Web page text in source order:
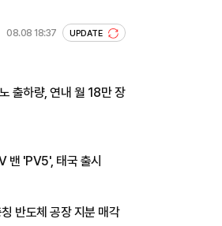
08.08 18:37 UPDATE
출하량, 연내 월 18만 장
밴 'PV5', 태국 출시
반도체 공장 지분 매각